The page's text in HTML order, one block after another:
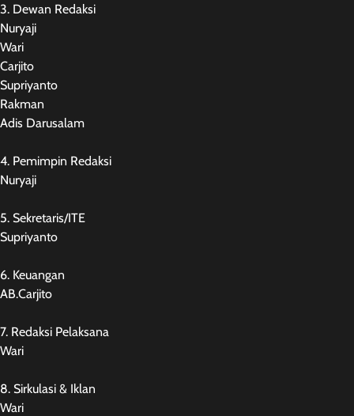
3. Dewan Redaksi
Nuryaji
Wari
Carjito
Supriyanto
Rakman
Adis Darusalam
4. Pemimpin Redaksi
Nuryaji
5. Sekretaris/ITE
Supriyanto
6. Keuangan
AB.Carjito
7. Redaksi Pelaksana
Wari
8. Sirkulasi & Iklan
Wari